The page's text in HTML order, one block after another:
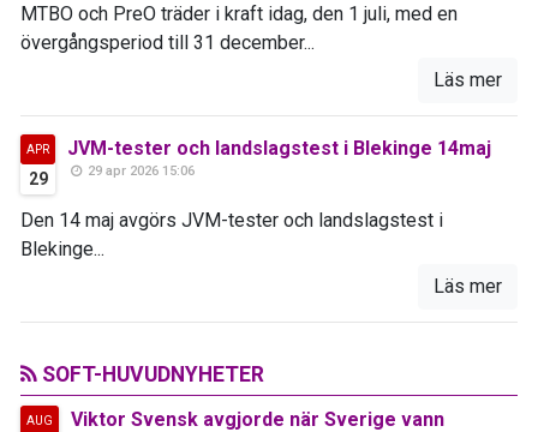
MTBO och PreO träder i kraft idag, den 1 juli, med en
övergångsperiod till 31 december...
Läs mer
APR
29
JVM-tester och landslagstest i Blekinge 14maj
29 apr 2026 15:06
Den 14 maj avgörs JVM-tester och landslagstest i
Blekinge...
Läs mer
SOFT-HUVUDNYHETER
AUG
Viktor Svensk avgjorde när Sverige vann